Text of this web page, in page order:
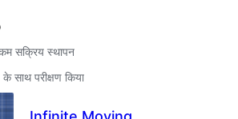
सक्रिय स्थापन
साथ परीक्षण किया